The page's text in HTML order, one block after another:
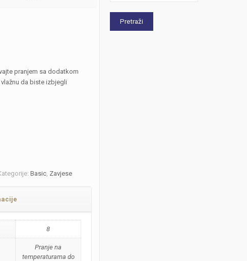
pranjem sa dodatkom
da biste izbjegli
Basic, Zavjese
8
Pranje na
temperaturama do
Pretraži